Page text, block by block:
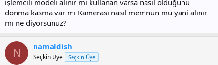
a
n
h
i
işlemcili modeli alınır mı kullanan varsa nasıl olduğunu
donma kasma var mı Kamerası nasıl memnun mu yani alınır
mı ne diyorsunuz?
N namaldish
Seçkin Üye Seçkin Üye